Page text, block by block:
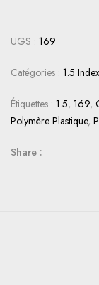
UGS : 169
Catégories : 1.5
Étiquettes : 1.5, 169,
Polymère Plastique,
Share :